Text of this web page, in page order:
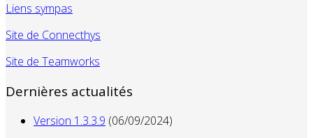
Liens sympas
Site de Connecthys
Site de Teamworks
Dernières actualités
Version 1.3.3.9 (06/09/2024)